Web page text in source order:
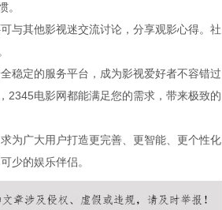
。
与其他影视迷交流讨论，分享观影心得。社
稳定的服务平台，成为影视爱好者不容错过
2345电影网都能满足您的需求，带来极致的
为广大用户打造更完善、更智能、更个性化
少的娱乐伴侣。